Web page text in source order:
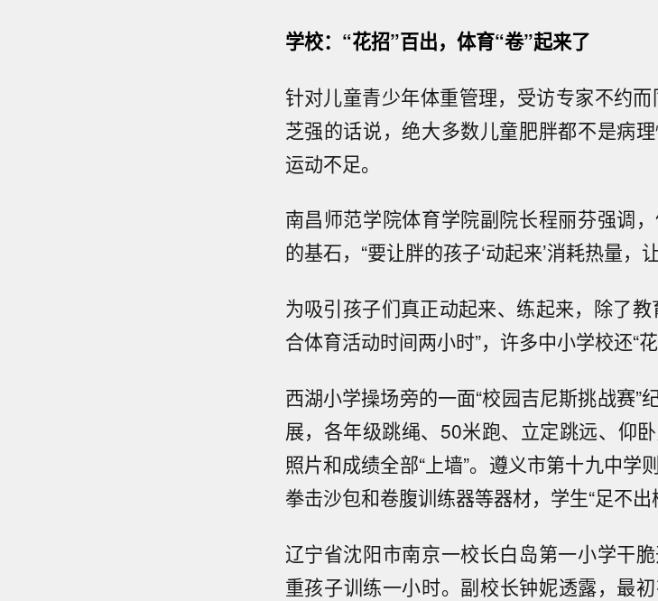
学校：“花招”百出，体育“卷”起来了
针对儿童青少年体重管理，受访专家不约
芝强的话说，绝大多数儿童肥胖都不是病
运动不足。
南昌师范学院体育学院副院长程丽芬强调
的基石，“要让胖的孩子‘动起来’消耗热量，
为吸引孩子们真正动起来、练起来，除了
合体育活动时间两小时”，许多中小学校还“花
西湖小学操场旁的一面“校园吉尼斯挑战赛”
展，各年级跳绳、50米跑、立定跳远、仰
照片和成绩全部“上墙”。遵义市第十九中学
拳击沙包和卷腹训练器等器材，学生“足不出
辽宁省沈阳市南京一校长白岛第一小学干
重孩子训练一小时。副校长钟妮透露，最